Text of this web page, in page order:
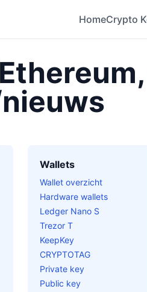
HomeCrypto
Wallets
Wallet overzicht
Hardware wallets
Ledger Nano S
Trezor T
KeepKey
CRYPTOTAG
Private key
Public key